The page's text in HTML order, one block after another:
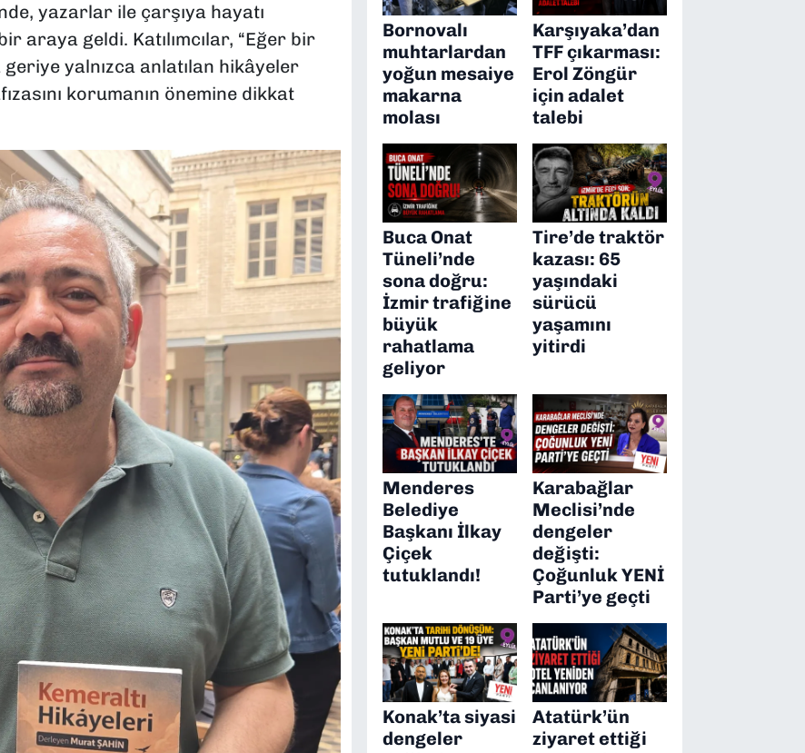
yazarlar ile çarşıya hayatı
araya geldi. Katılımcılar, “Eğer bir
yalnızca anlatılan hikâyeler
korumanın önemine dikkat
Bornovalı
muhtarlardan
yoğun mesaiye
makarna
molası
Karşıyaka’dan
TFF çıkarması:
Erol Zöngür
için adalet
talebi
Buca Onat
Tüneli’nde
sona doğru:
İzmir trafiğine
büyük
rahatlama
geliyor
Tire’de traktör
kazası: 65
yaşındaki
sürücü
yaşamını
yitirdi
Menderes
Belediye
Başkanı İlkay
Çiçek
tutuklandı!
Karabağlar
Meclisi’nde
dengeler
değişti:
Çoğunluk YENİ
Parti’ye geçti
Konak’ta siyasi
dengeler
Atatürk’ün
ziyaret ettiği